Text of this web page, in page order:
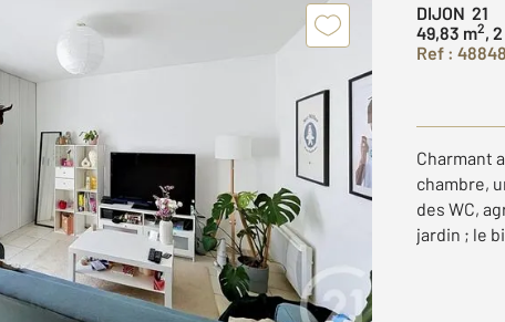
DIJON 21
49,83 m2,
Ref : 48848
Charmant
chambre,
des WC,
jardin ; le